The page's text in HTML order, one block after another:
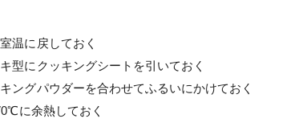
温に戻しておく
型にクッキングシートを引いておく
ングパウダーを合わせてふるいにかけておく
に余熱しておく